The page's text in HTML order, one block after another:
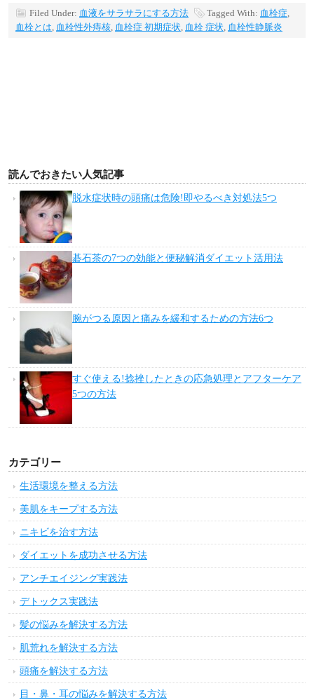
Filed Under: 血液をサラサラにする方法 Tagged With: 血栓症
血栓とは 血栓性外痔核 血栓症 初期症状 血栓 症状 血栓性静脈炎
読んでおきたい人気記事
脱水症状時の頭痛は危険!即やるべき対処法5つ
碁石茶の7つの効能と便秘解消ダイエット活用法
腕がつる原因と痛みを緩和するための方法6つ
すぐ使える!捻挫したときの応急処理とアフターケア
5つの方法
カテゴリー
生活環境を整える方法
美肌をキープする方法
ニキビを治す方法
ダイエットを成功させる方法
アンチエイジング実践法
デトックス実践法
髪の悩みを解決する方法
肌荒れを解決する方法
頭痛を解決する方法
目・鼻・耳の悩みを解決する方法